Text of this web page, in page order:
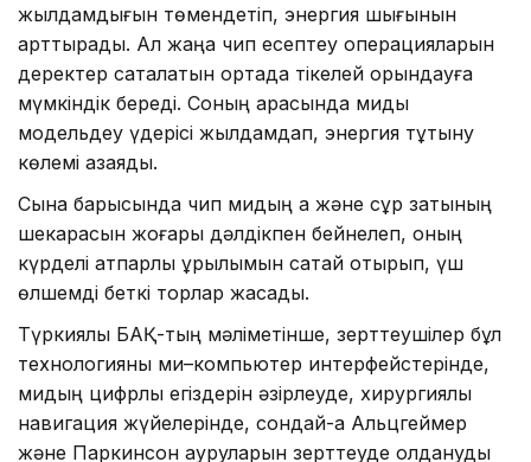
жылдамдығын төмендетіп, энергия шығынын
арттырады. Ал жаңа чип есептеу операцияларын
деректер сақталатын ортада тікелей орындауға
мүмкіндік береді. Соның арқасында миды
модельдеу үдерісі жылдамдап, энергия тұтыну
көлемі азаяды.
Сынақ барысында чип мидың ақ және сұр затының
шекарасын жоғары дәлдікпен бейнелеп, оның
күрделі қатпарлы құрылымын сақтай отырып, үш
өлшемді беткі торлар жасады.
Түркиялық БАҚ-тың мәліметінше, зерттеушілер бұл
технологияны ми–компьютер интерфейстерінде,
мидың цифрлық егіздерін әзірлеуде, хирургиялық
навигация жүйелерінде, сондай-ақ Альцгеймер
және Паркинсон ауруларын зерттеуде қолдануды